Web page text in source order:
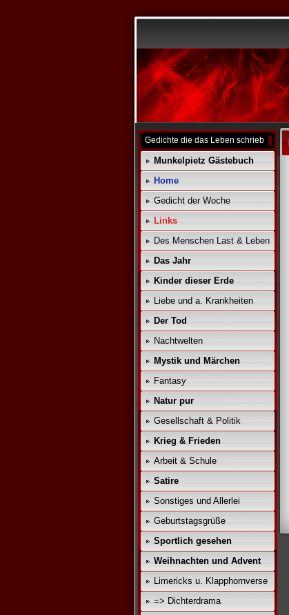
Gedichte die das Leben schrieb
Munkelpietz Gästebuch
Home
Gedicht der Woche
Links
Des Menschen Last & Leben
Das Jahr
Kinder dieser Erde
Liebe und a. Krankheiten
Der Tod
Nachtwelten
Mystik und Märchen
Fantasy
Natur pur
Gesellschaft & Politik
Krieg & Frieden
Arbeit & Schule
Satire
Sonstiges und Allerlei
Geburtstagsgrüße
Sportlich gesehen
Weihnachten und Advent
Limericks u. Klapphornverse
=> Dichterdrama